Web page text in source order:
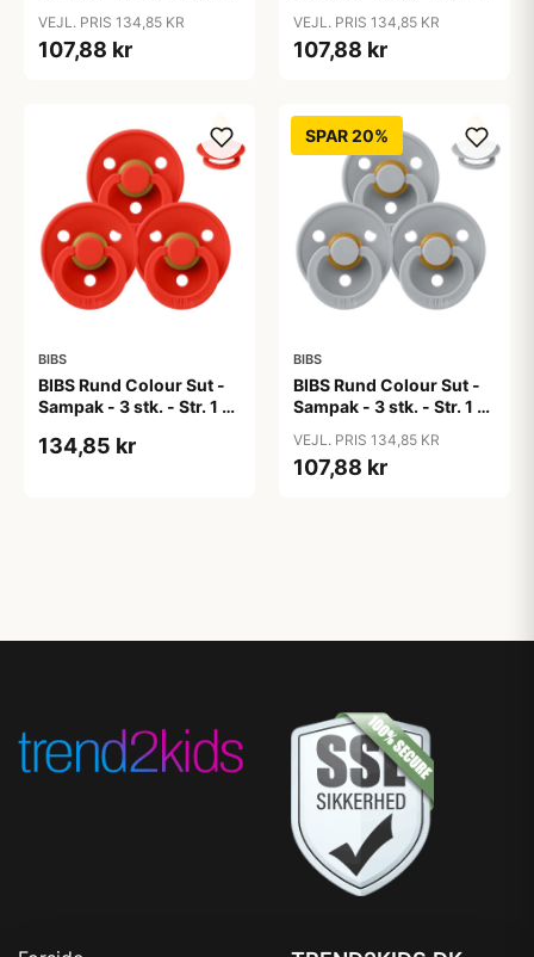
VEJL. PRIS 134,85 KR
107,88 kr
VEJL. PRIS 134,85 KR
107,88 kr
BIBS
BIBS Rund Colour Sut -
Sampak - 3 stk. - Str. 1 -
134,85 kr
SPAR 20%
BIBS
BIBS Rund Colour Sut -
Sampak - 3 stk. - Str. 1 -
VEJL. PRIS 134,85 KR
107,88 kr